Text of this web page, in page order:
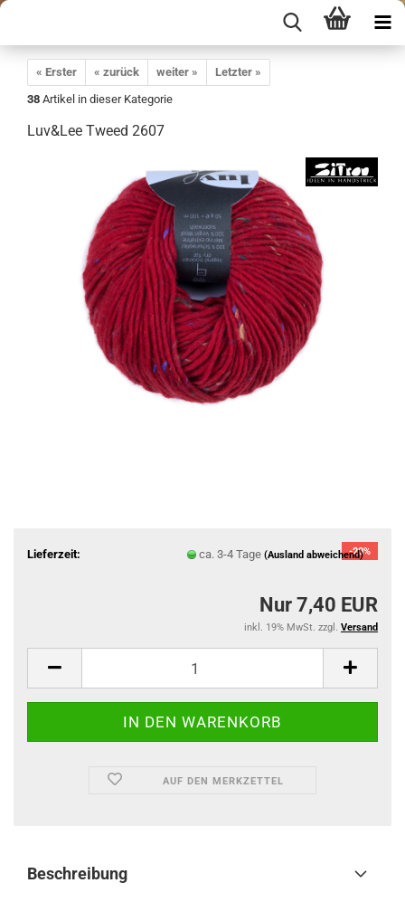
« Erster « zurück weiter »
Letzter »
38 Artikel in dieser Kategorie
Luv&Lee Tweed 2607
-20%
Lieferzeit: ca. 3-4 Tage (Ausland abweichend)
Nur 7,40 EUR
inkl. 19% MwSt. zzgl. Versand
AUF DEN MERKZETTEL
Beschreibung